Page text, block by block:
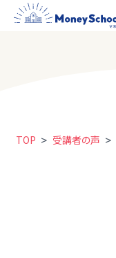
TOP > 受講者の声 >